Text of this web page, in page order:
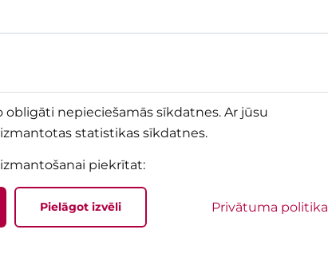
nepieciešamās sīkdatnes. Ar jūsu
statistikas sīkdatnes.
piekrītat:
Pielāgot izvēli Privātuma politika